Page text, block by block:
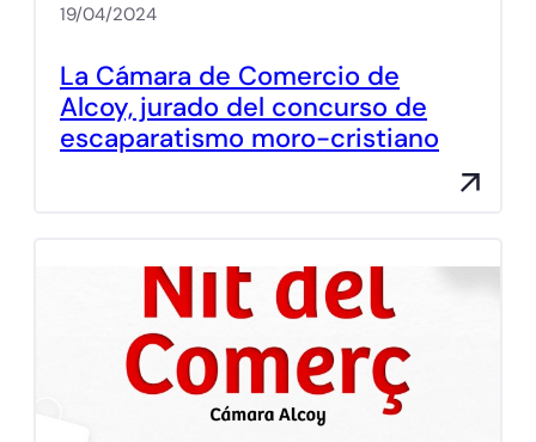
19/04/2024
La Cámara de Comercio de
Alcoy, jurado del concurso de
escaparatismo moro-cristiano